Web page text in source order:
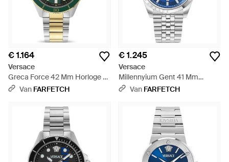
€ 1.164
Versace
Greca Force 42 Mm Horloge -
Groen
Van FARFETCH
€ 1.245
Versace
Millennyium Gent 41 Mm
Horloge - Blauw
Van FARFETCH